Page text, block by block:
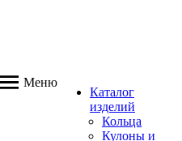
Меню
Каталог
изделий
Кольца
Кулоны и